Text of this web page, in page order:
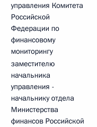
управления Комитета
Российской
Федерации по
финансовому
мониторингу
заместителю
начальника
управления -
начальнику отдела
Министерства
финансов Российской